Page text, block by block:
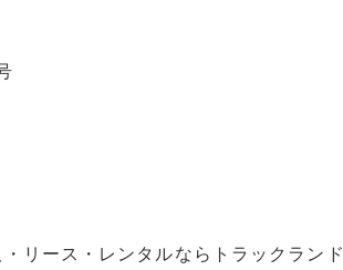
リース・レンタルならトラックランド